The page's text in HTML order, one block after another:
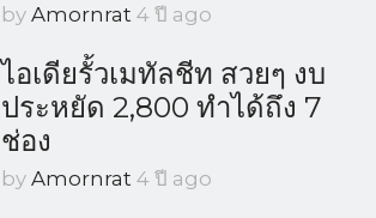
by Amornrat 4 ปี ago
ไอเดียรั้วเมทัลชีท สวยๆ งบ
ประหยัด 2,800 ทำได้ถึง 7
ช่อง
by Amornrat 4 ปี ago